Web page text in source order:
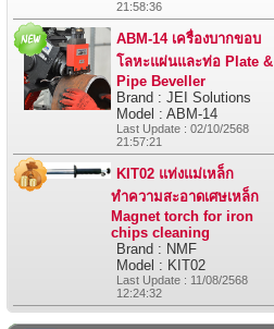
21:58:36
ABM-14 เครื่องบากขอบ
โลหะแผ่นและท่อ Plate &
Pipe Beveller
Brand : JEI Solutions
Model : ABM-14
Last Update : 02/10/2568
21:57:21
KIT02 แท่งแม่เหล็ก
ทำความสะอาดเศษเหล็ก
Magnet torch for iron
chips cleaning
Brand : NMF
Model : KIT02
Last Update : 11/08/2568
12:24:32